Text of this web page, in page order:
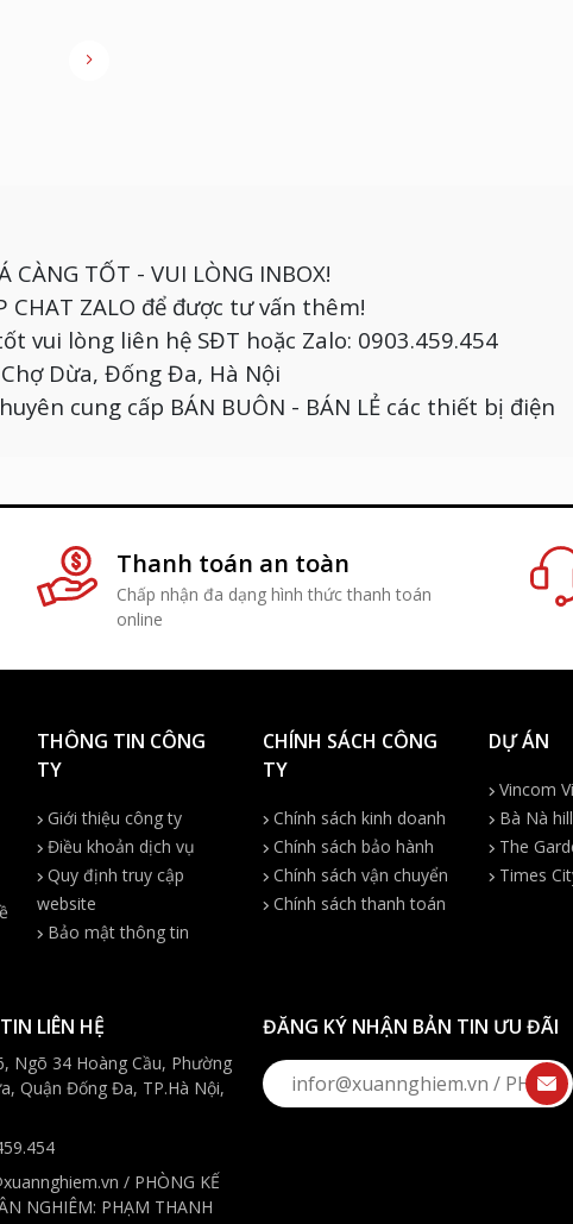
TỐT - VUI LÒNG INBOX!
ZALO để được tư vấn thêm!
vui lòng liên hệ SĐT hoặc Zalo: 0903.459.454
Dừa, Đống Đa, Hà Nội
cung cấp BÁN BUÔN - BÁN LẺ các thiết bị điện
Thanh toán an toàn
Chấp nhận đa dạng hình thức thanh toán
online
THÔNG TIN CÔNG
TY
Giới thiệu công ty
Điều khoản dịch vụ
Quy định truy cập
website
Bảo mật thông tin
CHÍNH SÁCH CÔNG
TY
Chính sách kinh doanh
Chính sách bảo hành
Chính sách vận chuyển
Chính sách thanh toán
DỰ ÁN
Vincom
Bà Nà hill
The
Times
LIÊN HỆ
Ngõ 34 Hoàng Cầu, Phường
Quận Đống Đa, TP.Hà Nội,
/ PHÒNG KẾ
NGHIÊM: PHẠM THANH
ĐĂNG KÝ NHẬN BẢN TIN ƯU ĐÃI